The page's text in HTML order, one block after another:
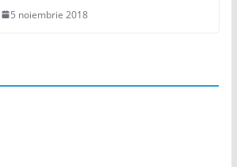
5 noiembrie 2018